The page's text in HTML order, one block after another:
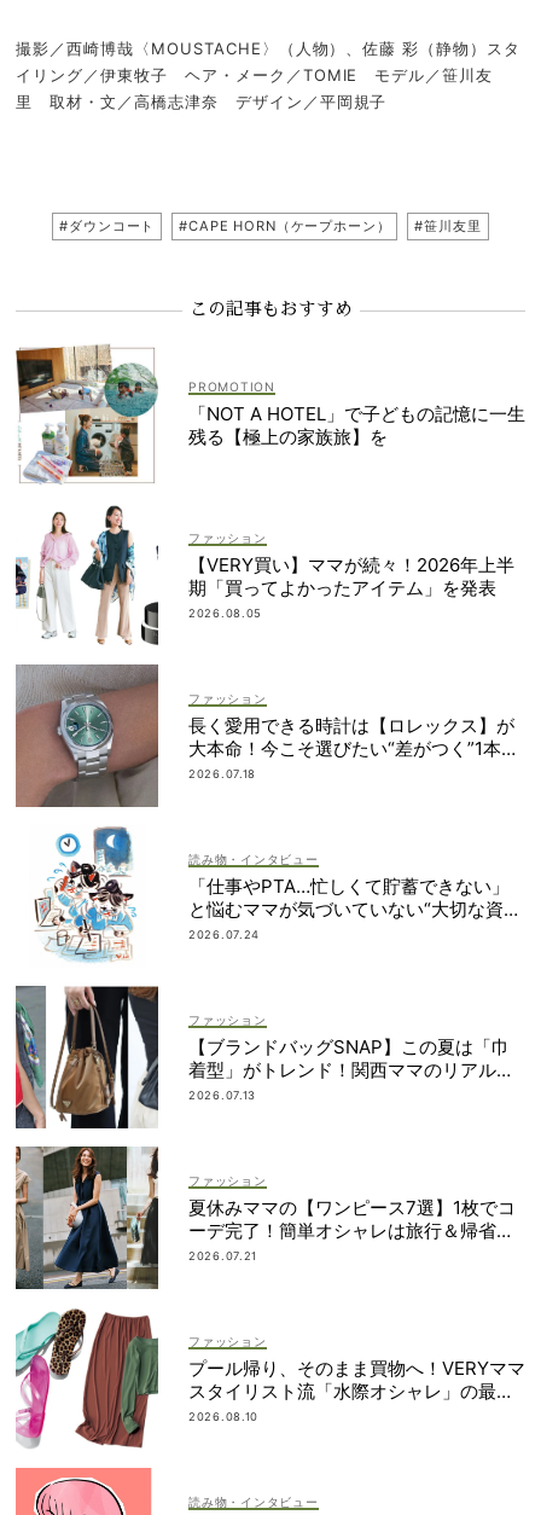
撮影／西崎博哉〈MOUSTACHE〉（人物）、佐藤 彩（静物）スタ
イリング／伊東牧子 ヘア・メーク／TOMIE モデル／笹川友
里 取材・文／高橋志津奈 デザイン／平岡規子
#ダウンコート #CAPE HORN（ケープホーン） #笹川友里
この記事もおすすめ
「NOT A HOTEL」で子どもの記憶に一生
残る【極上の家族旅】を
ファッション
【VERY買い】ママが続々！2026年上半
期「買ってよかったアイテム」を発表
2026.08.05
ファッション
長く愛用できる時計は【ロレックス】が
大本命！今こそ選びたい“差がつく”1本
は？
2026.07.18
読み物・インタビュー
「仕事やPTA…忙しくて貯蓄できない」
と悩むママが気づいていない“大切な資
産”って？
2026.07.24
ファッション
【ブランドバッグSNAP】この夏は「巾
着型」がトレンド！関西ママのリアルコ
ーデ3選
2026.07.13
ファッション
夏休みママの【ワンピース7選】1枚でコ
ーデ完了！簡単オシャレは旅行＆帰省に
も
2026.07.21
ファッション
プール帰り、そのまま買物へ！VERYママ
スタイリスト流「水際オシャレ」の最新
ルール
2026.08.10
読み物・インタビュー